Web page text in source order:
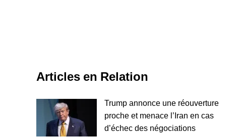
Articles en Relation
Trump annonce une réouverture
proche et menace l’Iran en cas
d’échec des négociations